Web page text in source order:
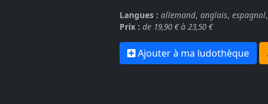
Langues : allemand, anglais, espagnol,
Prix : de 19,90 € à 23,50 €
Ajouter à ma ludothèque